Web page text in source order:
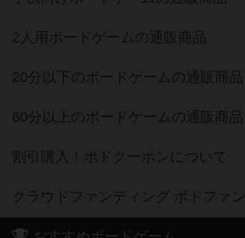
2人用ボードゲームの通販商品
20分以下のボードゲームの通販商品
60分以上のボードゲームの通販商品
割引購入！ボドクーポンについて
クラウドファンディング ボドファン